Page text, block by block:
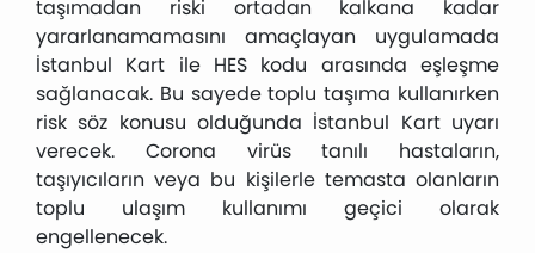
taşımadan riski ortadan kalkana kadar
yararlanamamasını amaçlayan uygulamada
İstanbul Kart ile HES kodu arasında eşleşme
sağlanacak. Bu sayede toplu taşıma kullanırken
risk söz konusu olduğunda İstanbul Kart uyarı
verecek. Corona virüs tanılı hastaların,
taşıyıcıların veya bu kişilerle temasta olanların
toplu ulaşım kullanımı geçici olarak
engellenecek.